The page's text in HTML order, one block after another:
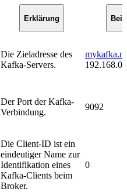
Erklärung
Die Zieladresse des
Kafka-Servers.
Der Port der Kafka-
Verbindung.
9092
Die Client-ID ist ein
eindeutiger Name zur
Identifikation eines
Kafka-Clients beim
Broker.
0